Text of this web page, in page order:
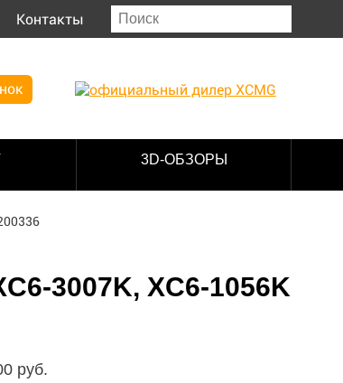
Контакты
3D-ОБЗОРЫ
3007K, XC6-1056K
руб.